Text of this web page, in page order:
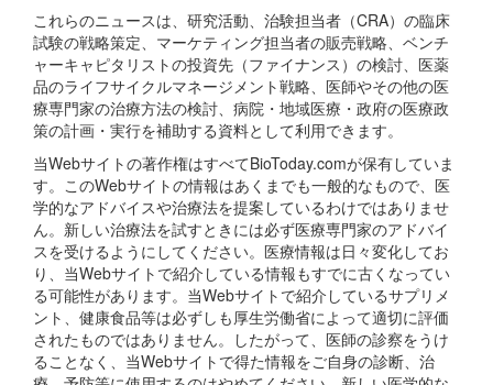
これらのニュースは、研究活動、治験担当者（CRA）の臨床
試験の戦略策定、マーケティング担当者の販売戦略、ベンチ
ャーキャピタリストの投資先（ファイナンス）の検討、医薬
品のライフサイクルマネージメント戦略、医師やその他の医
療専門家の治療方法の検討、病院・地域医療・政府の医療政
策の計画・実行を補助する資料として利用できます。
当Webサイトの著作権はすべてBioToday.comが保有していま
す。このWebサイトの情報はあくまでも一般的なもので、医
学的なアドバイスや治療法を提案しているわけではありませ
ん。新しい治療法を試すときには必ず医療専門家のアドバイ
スを受けるようにしてください。医療情報は日々変化してお
り、当Webサイトで紹介している情報もすでに古くなってい
る可能性があります。当Webサイトで紹介しているサプリメ
ント、健康食品等は必ずしも厚生労働省によって適切に評価
されたものではありません。したがって、医師の診察をうけ
ることなく、当Webサイトで得た情報をご自身の診断、治